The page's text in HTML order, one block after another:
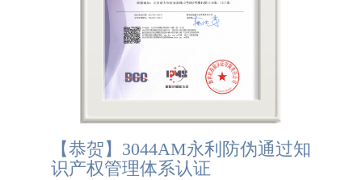
【恭贺】3044AM永利防伪通过知
识产权管理体系认证